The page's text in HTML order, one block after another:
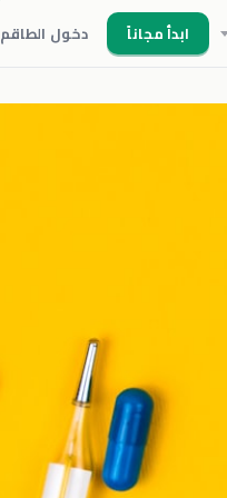
دخول الطاقم ابدأ مجاناً